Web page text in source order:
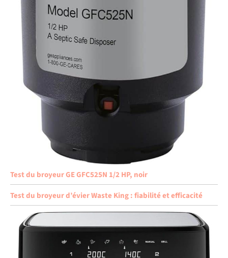
Test du broyeur GE GFC525N 1/2 HP, noir
Test du broyeur d’évier Waste King : fiabilité et efficacité